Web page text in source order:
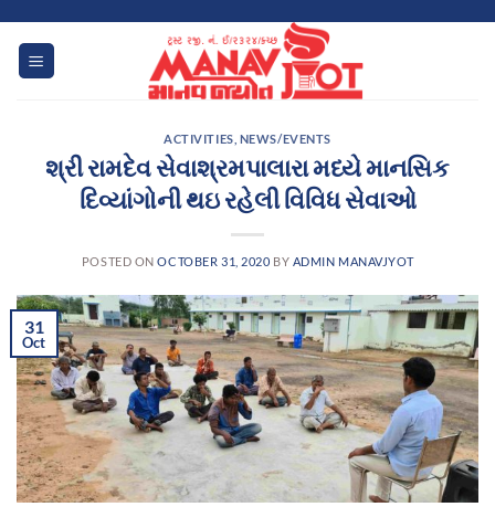
content
ACTIVITIES NEWS/EVENTS
શ્રી રામદેવ સેવાશ્રમપાલારા મધ્યે માનસિક
દિવ્યાંગોની થઇ રહેલી વિવિધ સેવાઓ
POSTED ONOCTOBER 31, 2020 BY ADMIN MANAVJYOT
31
Oct